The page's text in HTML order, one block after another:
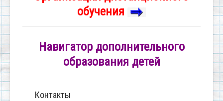
обучения
Навигатор дополнительного
образования детей
Контакты